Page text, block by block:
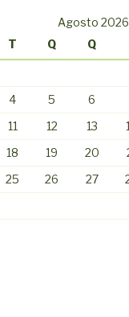
Agosto 2026
T Q Q
4 5 6
11 12 13
18 19 20
25 26 27